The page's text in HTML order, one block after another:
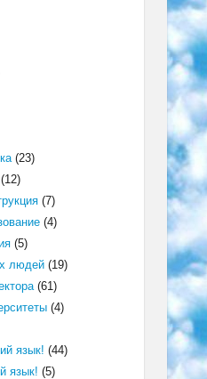
(23)
(7)
(4)
(5)
людей(19)
(61)
(4)
язык! (44)
язык! (5)